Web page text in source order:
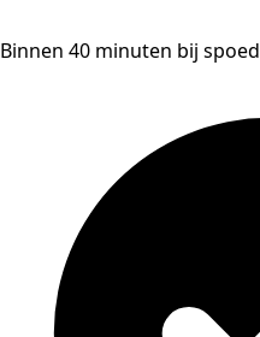
Binnen 40 minuten bij spoed